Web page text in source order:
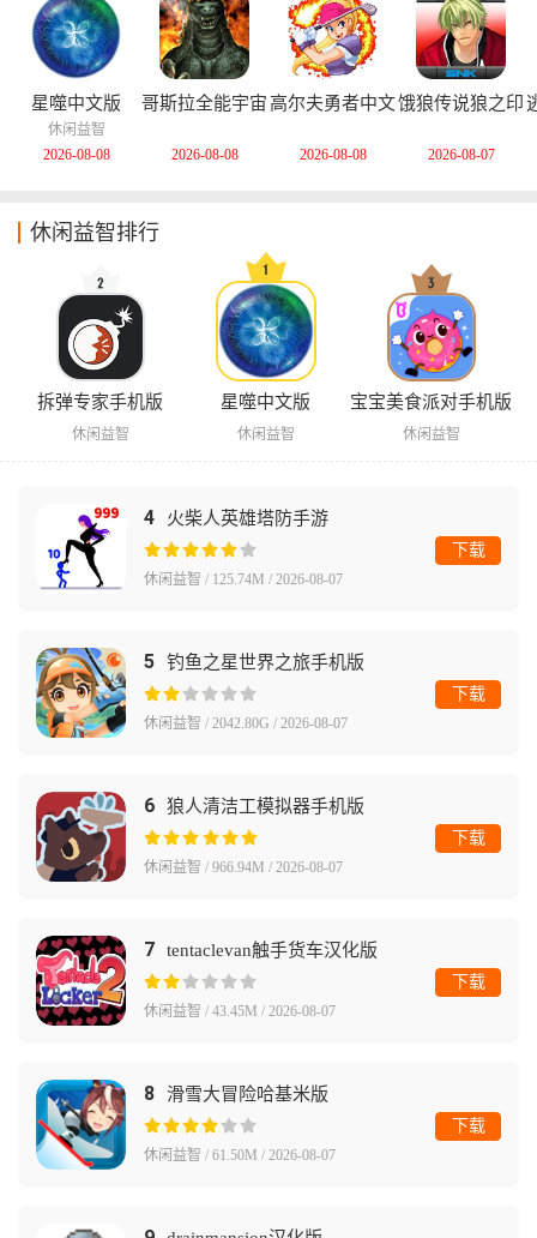
星噬中文版
休闲益智
2026-08-08
哥斯拉全能宇宙
2026-08-08
高尔夫勇者中文
2026-08-08
饿狼传说狼之印
2026-08-07
休闲益智排行
拆弹专家手机版
休闲益智
星噬中文版
休闲益智
宝宝美食派对手机版
休闲益智
4 火柴人英雄塔防手游
休闲益智 / 125.74M / 2026-08-07
下载
5 钓鱼之星世界之旅手机版
休闲益智 / 2042.80G / 2026-08-07
下载
6 狼人清洁工模拟器手机版
休闲益智 / 966.94M / 2026-08-07
下载
7 tentaclevan触手货车汉化版
休闲益智 / 43.45M / 2026-08-07
下载
8 滑雪大冒险哈基米版
休闲益智 / 61.50M / 2026-08-07
下载